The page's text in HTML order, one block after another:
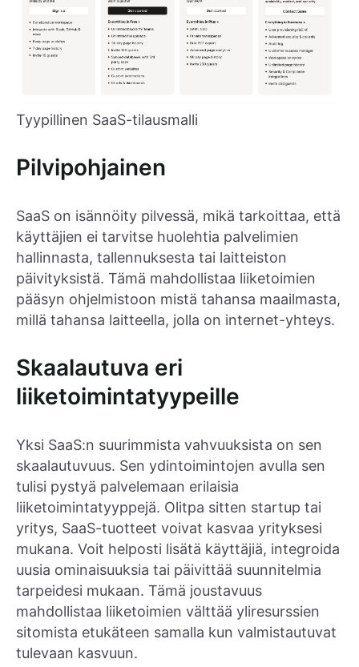
Tyypillinen SaaS-tilausmalli
Pilvipohjainen
SaaS on isännöity pilvessä, mikä tarkoittaa, että
käyttäjien ei tarvitse huolehtia palvelimien
hallinnasta, tallennuksesta tai laitteiston
päivityksistä. Tämä mahdollistaa liiketoimien
pääsyn ohjelmistoon mistä tahansa maailmasta,
millä tahansa laitteella, jolla on internet-yhteys.
Skaalautuva eri
liiketoimintatyypeille
Yksi SaaS:n suurimmista vahvuuksista on sen
skaalautuvuus. Sen ydintoimintojen avulla sen
tulisi pystyä palvelemaan erilaisia
liiketoimintatyyppejä. Olitpa sitten startup tai
yritys, SaaS-tuotteet voivat kasvaa yrityksesi
mukana. Voit helposti lisätä käyttäjiä, integroida
uusia ominaisuuksia tai päivittää suunnitelmia
tarpeidesi mukaan. Tämä joustavuus
mahdollistaa liiketoimien välttää yliresurssien
sitomista etukäteen samalla kun valmistautuvat
tulevaan kasvuun.